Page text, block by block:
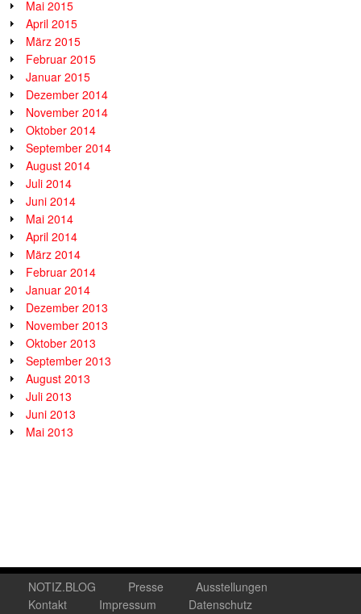
Mai 2015
April 2015
März 2015
Februar 2015
Januar 2015
Dezember 2014
November 2014
Oktober 2014
September 2014
August 2014
Juli 2014
Juni 2014
Mai 2014
April 2014
März 2014
Februar 2014
Januar 2014
Dezember 2013
November 2013
Oktober 2013
September 2013
August 2013
Juli 2013
Juni 2013
Mai 2013
NOTIZ.BLOG Presse
Ausstellungen
Kontakt
Impressum Datenschutz